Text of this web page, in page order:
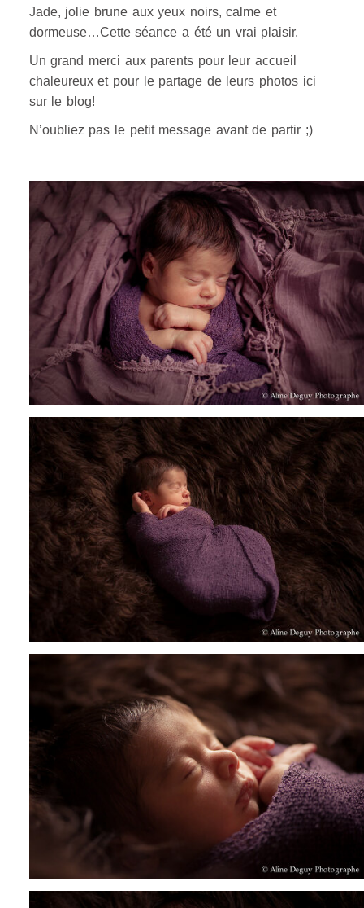
Jade, jolie brune aux yeux noirs, calme et
dormeuse…Cette séance a été un vrai plaisir.
Un grand merci aux parents pour leur accueil
chaleureux et pour le partage de leurs photos ici
sur le blog!
N’oubliez pas le petit message avant de partir ;)